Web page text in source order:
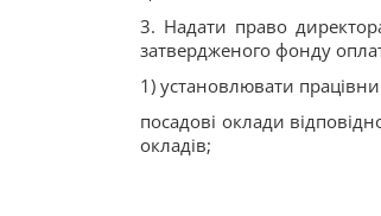
3. Надати право
затвердженого фонду
1) установлювати
посадові оклади
окладів;